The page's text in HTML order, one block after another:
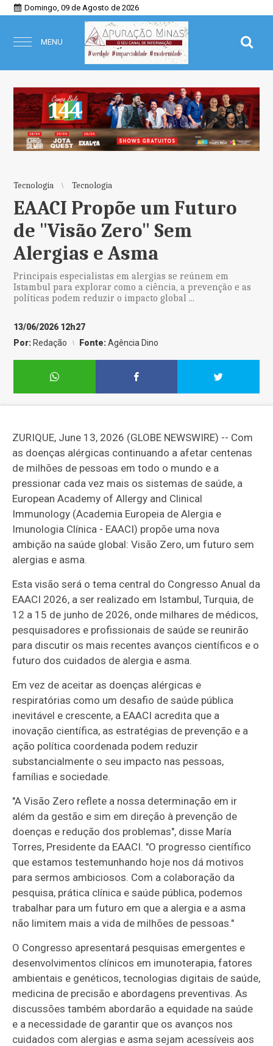
Domingo, 09 de Agosto de 2026
MENU
Tecnologia Tecnologia
EAACI Propõe um Futuro
de "Visão Zero" Sem
Alergias e Asma
Principais especialistas em alergias se reúnem em
Istambul para explorar como a ciência, a prevenção e as
políticas podem reduzir o impacto global ...
13/06/2026 12h27
Por: Redação Fonte:Agência Dino
ZURIQUE, June 13, 2026 (GLOBE NEWSWIRE) -- Com
as doenças alérgicas continuando a afetar centenas
de milhões de pessoas em todo o mundo e a
pressionar cada vez mais os sistemas de saúde, a
European Academy of Allergy and Clinical
Immunology (Academia Europeia de Alergia e
Imunologia Clínica - EAACI) propõe uma nova
ambição na saúde global: Visão Zero, um futuro sem
alergias e asma.
Esta visão será o tema central do Congresso Anual da
EAACI 2026, a ser realizado em Istambul, Turquia, de
12 a 15 de junho de 2026, onde milhares de médicos,
pesquisadores e profissionais de saúde se reunirão
para discutir os mais recentes avanços científicos e o
futuro dos cuidados de alergia e asma.
Em vez de aceitar as doenças alérgicas e
respiratórias como um desafio de saúde pública
inevitável e crescente, a EAACI acredita que a
inovação científica, as estratégias de prevenção e a
ação política coordenada podem reduzir
substancialmente o seu impacto nas pessoas,
famílias e sociedade.
"A Visão Zero reflete a nossa determinação em ir
além da gestão e sim em direção à prevenção de
doenças e redução dos problemas", disse María
Torres, Presidente da EAACI. "O progresso científico
que estamos testemunhando hoje nos dá motivos
para sermos ambiciosos. Com a colaboração da
pesquisa, prática clínica e saúde pública, podemos
trabalhar para um futuro em que a alergia e a asma
não limitem mais a vida de milhões de pessoas."
O Congresso apresentará pesquisas emergentes e
desenvolvimentos clínicos em imunoterapia, fatores
ambientais e genéticos, tecnologias digitais de saúde,
medicina de precisão e abordagens preventivas. As
discussões também abordarão a equidade na saúde
e a necessidade de garantir que os avanços nos
cuidados com alergias e asma sejam acessíveis aos